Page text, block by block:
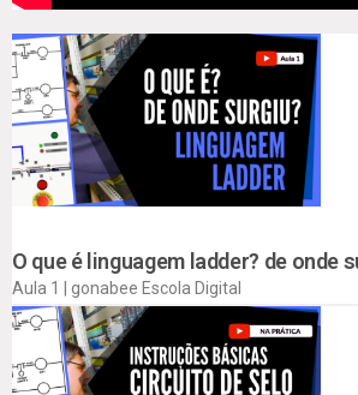
O que é linguagem ladder? de onde
Aula 1 | gonabee Escola Digital